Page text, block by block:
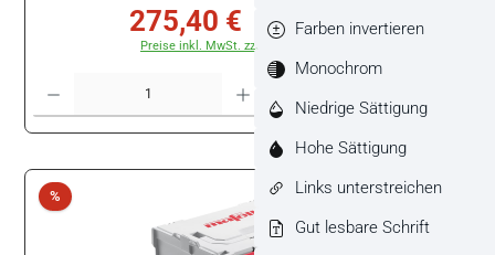
Verkaufspreis:
275,40 € Regulärer Preis:
306,00 €(10% gespart)
Preise inkl. MwSt. zzgl. Versandkosten
Produkt Anzahl: Gib den gewünschten Wert ein oder benutze die Schaltflächen um
%Rabatt
Farben invertieren
Monochrom
Niedrige Sättigung
Hohe Sättigung
Links unterstreichen
Gut lesbare Schrift